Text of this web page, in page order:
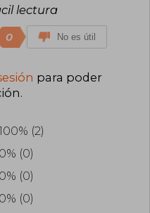
lectura
0 No es útil
para poder
.
(2)
0% (0)
0% (0)
0% (0)